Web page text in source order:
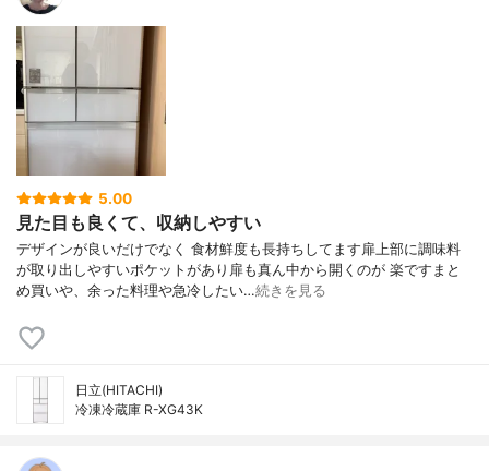
5.00
見た目も良くて、収納しやすい
デザインが良いだけでなく 食材鮮度も長持ちしてます扉上部に調味料
が取り出しやすいポケットがあり扉も真ん中から開くのが 楽ですまと
め買いや、余った料理や急冷したい…続きを見る
日立(HITACHI)
冷凍冷蔵庫 R-XG43K